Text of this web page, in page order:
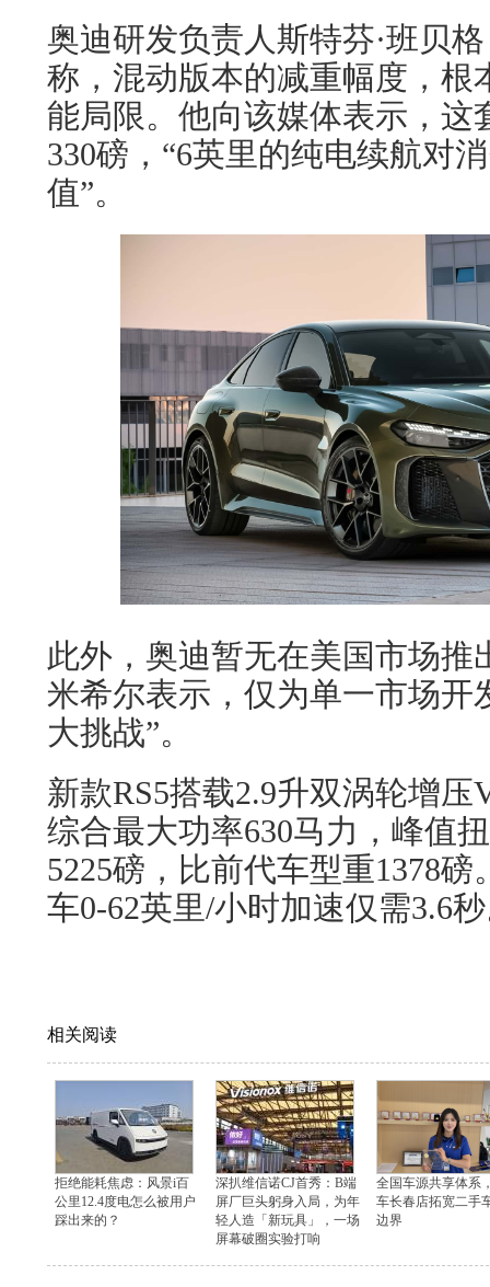
奥迪研发负责人斯特芬·班贝格
称，混动版本的减重幅度，根
能局限。他向该媒体表示，这
330磅，“6英里的纯电续航对
值”。
此外，奥迪暂无在美国市场推
米希尔表示，仅为单一市场开
大挑战”。
新款RS5搭载2.9升双涡轮增
综合最大功率630马力，峰值
5225磅，比前代车型重1378
车0-62英里/小时加速仅需3.6
相关阅读
拒绝能耗焦虑：风景i百
公里12.4度电怎么被用户
踩出来的？
深扒维信诺CJ首秀：B端
屏厂巨头躬身入局，为年
轻人造「新玩具」，一场
屏幕破圈实验打响
全国车源共享体系
车长春店拓宽二手
边界